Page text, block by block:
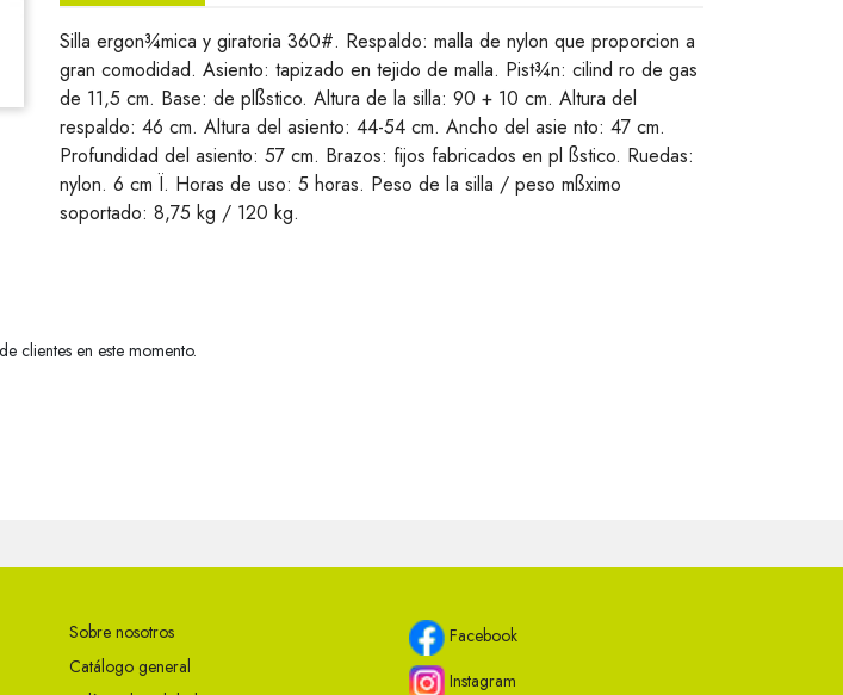
Silla ergon¾mica y giratoria 360#. Respaldo: malla de nylon que proporcion a
gran comodidad. Asiento: tapizado en tejido de malla. Pist¾n: cilind ro de gas
de 11,5 cm. Base: de plßstico. Altura de la silla: 90 + 10 cm. Altura del
respaldo: 46 cm. Altura del asiento: 44-54 cm. Ancho del asie nto: 47 cm.
Profundidad del asiento: 57 cm. Brazos: fijos fabricados en pl ßstico. Ruedas:
nylon. 6 cm Ï. Horas de uso: 5 horas. Peso de la silla / peso mßximo
soportado: 8,75 kg / 120 kg.
clientes en este momento.
Sobre nosotros
Catálogo general
Facebook
Instagram